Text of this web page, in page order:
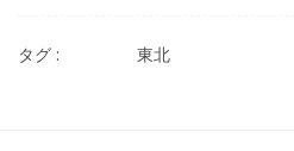
タグ : 東北